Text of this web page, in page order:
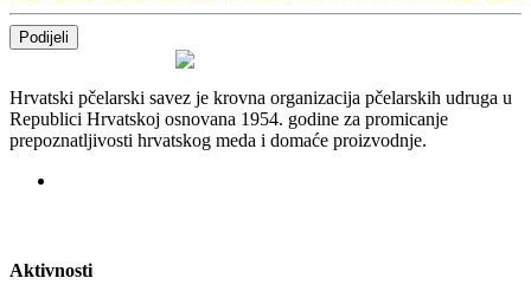
Podijeli
Hrvatski pčelarski savez je krovna organizacija pčelarskih udruga u
Republici Hrvatskoj osnovana 1954. godine za promicanje
prepoznatljivosti hrvatskog meda i domaće proizvodnje.
Aktivnosti